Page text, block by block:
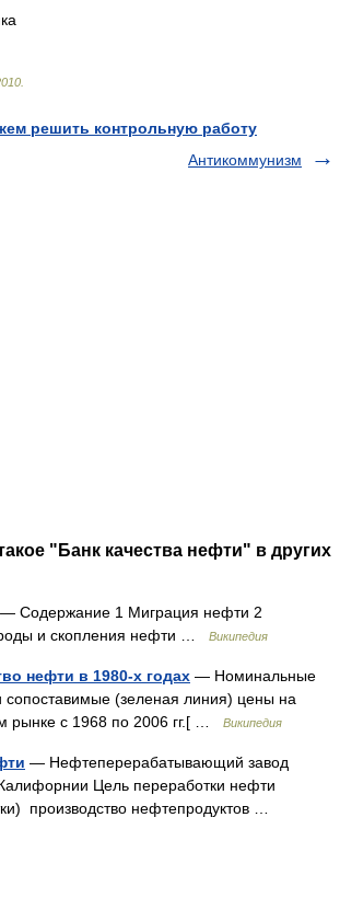
решить контрольную работу
Антикоммунизм
"Банк качества нефти" в других
— Содержание 1 Миграция нефти 2
и скопления нефти …
Википедия
нефти в 1980-х годах — Номинальные
сопоставимые (зеленая линия) цены на
рынке с 1968 по 2006 гг.[ …
Википедия
— Нефтеперерабатывающий завод
Цель переработки нефти
производство нефтепродуктов …